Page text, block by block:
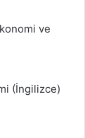
ve
(İngilizce)